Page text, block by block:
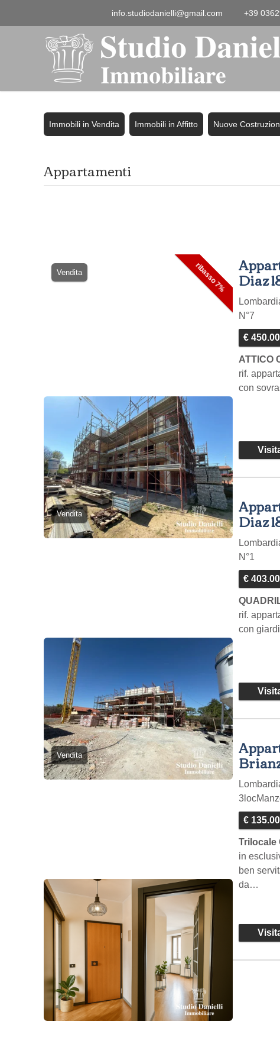
info.studiodanielli@gmail.com +39
Immobili in Vendita Immobili in Affitto Nuove
Appartamenti
Vendita ribasso 7% Diaz
N°7
€
ATTICO
rif.
con
Vendita Diaz
N°1
€
rif.
con
Vendita
€
Trilocale
in
ben
da…